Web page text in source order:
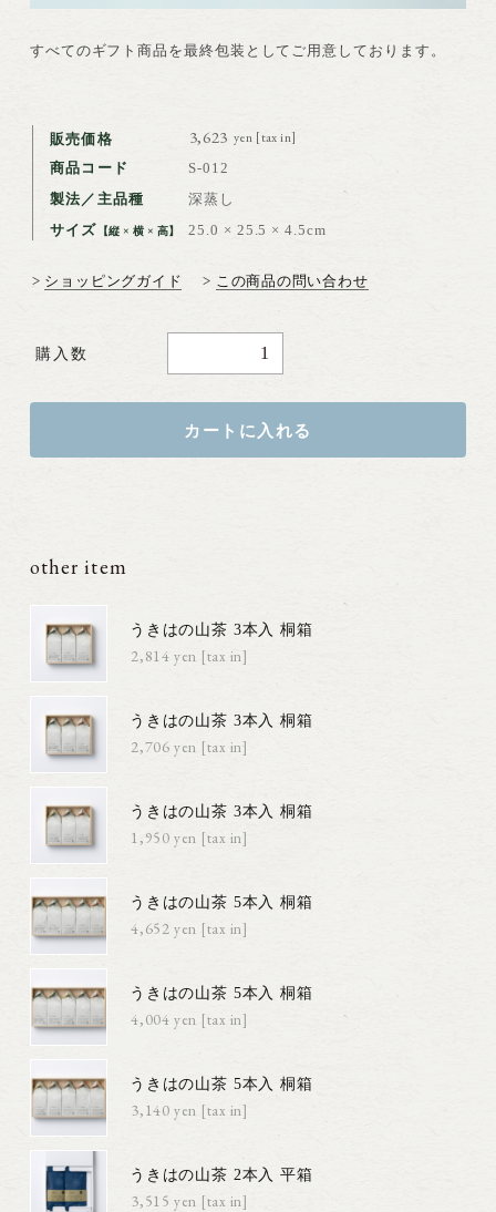
すべてのギフト商品を最終包装としてご用意しております。
販売価格 3,623円(税込)
商品コード
S-012
製法／主品種
深蒸し
サイズ 【縦 × 横 × 高】 25.0 × 25.5 × 4.5cm
> ショッピングガイド > この商品の問い合わせ
購入数
other item
うきはの山茶 3本入 桐箱
2,814円(税込)
うきはの山茶 3本入 桐箱
2,706円(税込)
うきはの山茶 3本入 桐箱
1,950円(税込)
うきはの山茶 5本入 桐箱
4,652円(税込)
うきはの山茶 5本入 桐箱
4,004円(税込)
うきはの山茶 5本入 桐箱
3,140円(税込)
うきはの山茶 2本入 平箱
3,515円(税込)